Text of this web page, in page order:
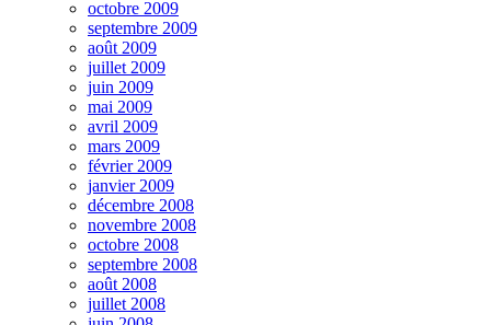
octobre 2009
septembre 2009
août 2009
juillet 2009
juin 2009
mai 2009
avril 2009
mars 2009
février 2009
janvier 2009
décembre 2008
novembre 2008
octobre 2008
septembre 2008
août 2008
juillet 2008